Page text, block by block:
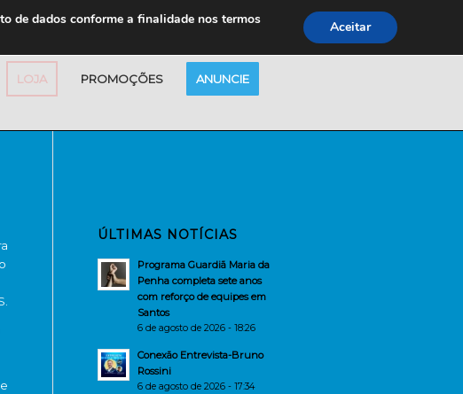
LOJA PROMOÇÕES ANUNCIE
ÚLTIMAS NOTÍCIAS
Programa Guardiã Maria da
Penha completa sete anos
com reforço de equipes em
Santos
6 de agosto de 2026 - 18:26
Conexão Entrevista-Bruno
Rossini
6 de agosto de 2026 - 17:34
de dados conforme a finalidade nos termos
Aceitar